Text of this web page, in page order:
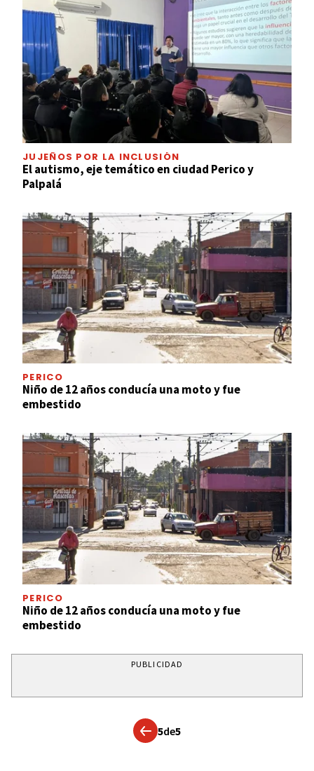
JUJEÑOS POR LA INCLUSIÓN
El autismo, eje temático en ciudad Perico y
Palpalá
PERICO
Niño de 12 años conducía una moto y fue
embestido
PERICO
Niño de 12 años conducía una moto y fue
embestido
PUBLICIDAD
5de5